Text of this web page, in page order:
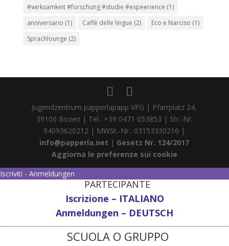
#wirksamkeit #forschung #studie #expeerience (1)
anniversario (1) Caffè delle lingue (2) Eco e Narciso (1)
Sprachlounge (2)
Jugendzentrum papperlapapp VFG | Pfarrplatz 24,
39100 Bozen | Tel.: +39 0471 053853 | Str.-Nr.
94093620212 | MWSt.-Nr.: 03153330216 |
info@papperla.net | Gesetz Nr. 124/2017
Aggiorna le preferenze sui cookie
Iscriviti - Anmeldungen
PARTECIPANTE
Iscrizione – ITALIANO
Anmeldungen – DEUTSCH
SCUOLA O GRUPPO